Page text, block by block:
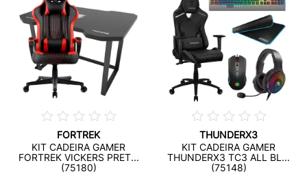
FORTREK
KIT CADEIRA GAMER
FORTREK VICKERS PRET...
(75180)
THUNDERX3
KIT CADEIRA GAMER
THUNDERX3 TC3 ALL BL...
(75148)